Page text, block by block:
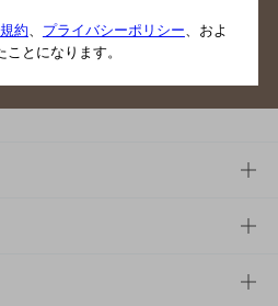
意見・ご感想
約 プライバシーポリシー 、およ
とになります。